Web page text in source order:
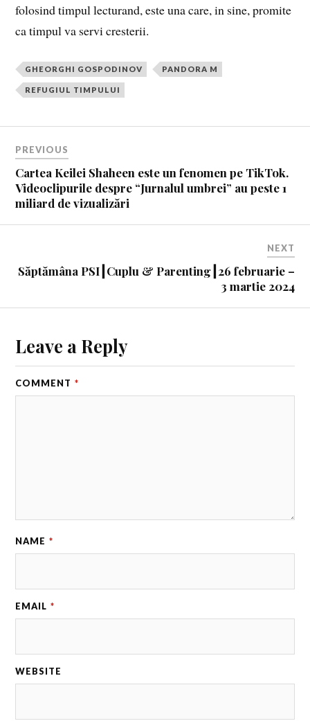
folosind timpul lecturand, este una care, in sine, promite
ca timpul va servi cresterii.
GHEORGHI GOSPODINOV PANDORA M
REFUGIUL TIMPULUI
PREVIOUS
Cartea Keilei Shaheen este un fenomen pe TikTok.
Videoclipurile despre “Jurnalul umbrei” au peste 1
miliard de vizualizări
NEXT
Săptămâna PSI┃Cuplu & Parenting┃26 februarie –
3 martie 2024
Leave a Reply
COMMENT *
NAME *
EMAIL *
WEBSITE